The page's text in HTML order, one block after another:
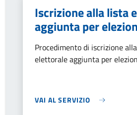
Iscrizione alla lista
aggiunta per
Procedimento di iscrizione
elettorale aggiunta per
VAI AL SERVIZIO